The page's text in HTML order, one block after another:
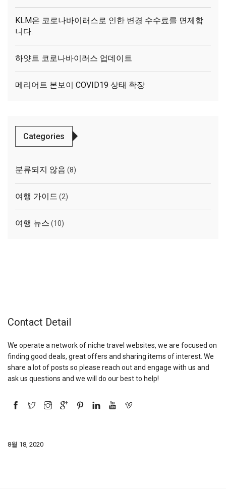
KLM은 코로나바이러스로 인한 변경 수수료를 면제합
니다.
하얏트 코로나바이러스 업데이트
메리어트 본보이 COVID19 상태 확장
Categories
분류되지 않음 (8)
여행 가이드 (2)
여행 뉴스 (10)
Contact Detail
We operate a network of niche travel websites, we are focused on
finding good deals, great offers and sharing items of interest. We
share a lot of posts so please reach out and engage with us and
ask us questions and we will do our best to help!
8월 18, 2020